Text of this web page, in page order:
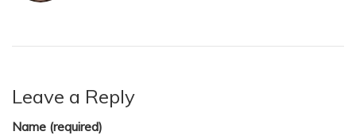
Leave a Reply
Name (required)